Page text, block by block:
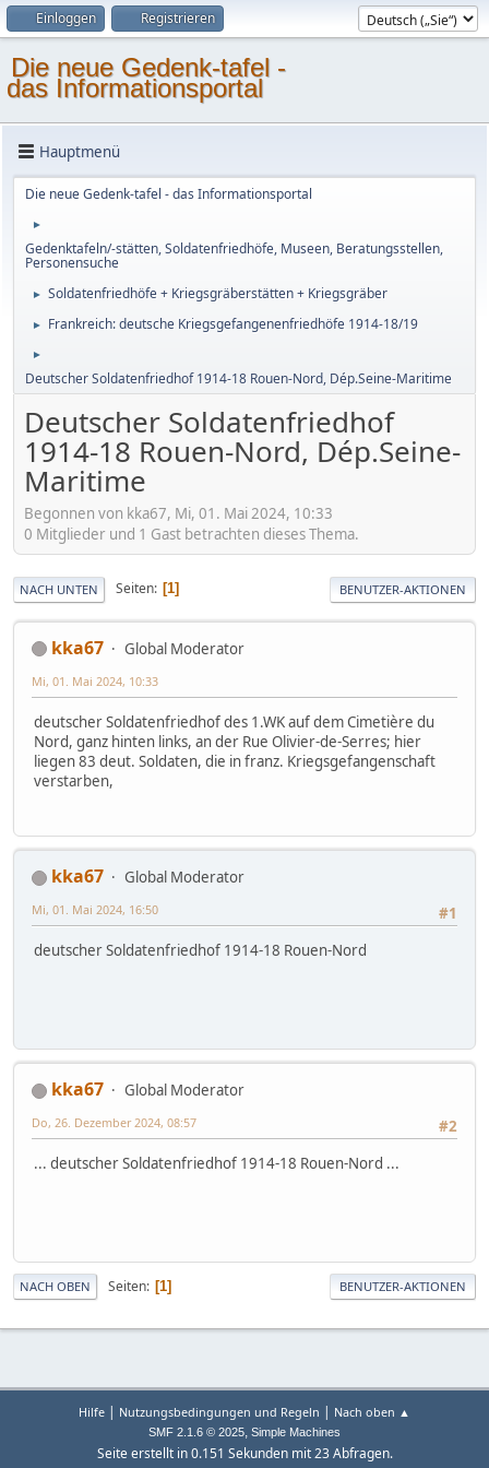
Einloggen Registrieren
Die neue Gedenk-tafel -
das Informationsportal
Hauptmenü
Die neue Gedenk-tafel - das Informationsportal
►
Gedenktafeln/-stätten, Soldatenfriedhöfe, Museen, Beratungsstellen,
Personensuche
► Soldatenfriedhöfe + Kriegsgräberstätten + Kriegsgräber
► Frankreich: deutsche Kriegsgefangenenfriedhöfe 1914-18/19
►
Deutscher Soldatenfriedhof 1914-18 Rouen-Nord, Dép.Seine-Maritime
Deutscher Soldatenfriedhof
1914-18 Rouen-Nord, Dép.Seine-
Maritime
Begonnen von kka67, Mi, 01. Mai 2024, 10:33
0 Mitglieder und 1 Gast betrachten dieses Thema.
NACH UNTEN Seiten 1 BENUTZER-AKTIONEN
kka67 Global Moderator
Mi, 01. Mai 2024, 10:33
deutscher Soldatenfriedhof des 1.WK auf dem Cimetière du
Nord, ganz hinten links, an der Rue Olivier-de-Serres; hier
liegen 83 deut. Soldaten, die in franz. Kriegsgefangenschaft
verstarben,
kka67
Global Moderator
#1
Mi, 01. Mai 2024, 16:50
deutscher Soldatenfriedhof 1914-18 Rouen-Nord
kka67
Global Moderator
#2
Do, 26. Dezember 2024, 08:57
... deutscher Soldatenfriedhof 1914-18 Rouen-Nord ...
NACH OBEN Seiten 1 BENUTZER-AKTIONEN
Hilfe Nutzungsbedingungen und Regeln Nach oben ▲
SMF 2.1.6 © 2025, Simple Machines
Seite erstellt in 0.151 Sekunden mit 23 Abfragen.